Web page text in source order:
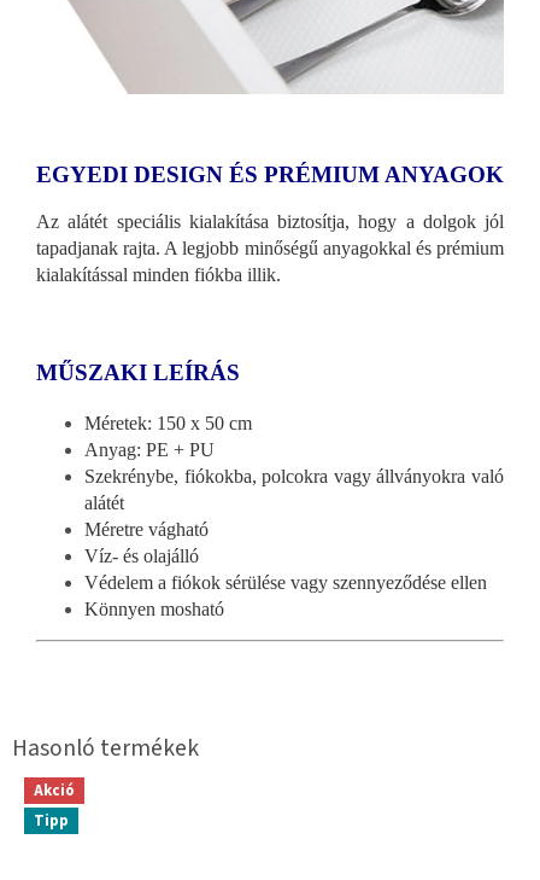
EGYEDI DESIGN ÉS PRÉMIUM ANYAGOK
Az alátét speciális kialakítása biztosítja, hogy a dolgok jól
tapadjanak rajta. A legjobb minőségű anyagokkal és prémium
kialakítással minden fiókba illik.
MŰSZAKI LEÍRÁS
Méretek: 150 x 50 cm
Anyag: PE + PU
Szekrénybe, fiókokba, polcokra vagy állványokra való
alátét
Méretre vágható
Víz- és olajálló
Védelem a fiókok sérülése vagy szennyeződése ellen
Könnyen mosható
Akció
Tipp